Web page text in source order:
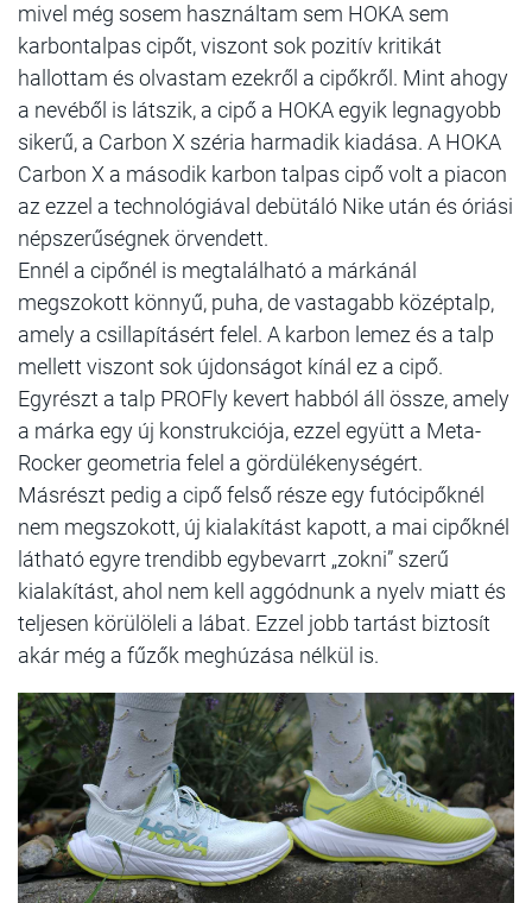
mivel még sosem használtam sem HOKA sem
karbontalpas cipőt, viszont sok pozitív kritikát
hallottam és olvastam ezekről a cipőkről. Mint ahogy
a nevéből is látszik, a cipő a HOKA egyik legnagyobb
sikerű, a Carbon X széria harmadik kiadása. A HOKA
Carbon X a második karbon talpas cipő volt a piacon
az ezzel a technológiával debütáló Nike után és óriási
népszerűségnek örvendett.
Ennél a cipőnél is megtalálható a márkánál
megszokott könnyű, puha, de vastagabb középtalp,
amely a csillapításért felel. A karbon lemez és a talp
mellett viszont sok újdonságot kínál ez a cipő.
Egyrészt a talp PROFly kevert habból áll össze, amely
a márka egy új konstrukciója, ezzel együtt a Meta-
Rocker geometria felel a gördülékenységért.
Másrészt pedig a cipő felső része egy futócipőknél
nem megszokott, új kialakítást kapott, a mai cipőknél
látható egyre trendibb egybevarrt „zokni” szerű
kialakítást, ahol nem kell aggódnunk a nyelv miatt és
teljesen körülöleli a lábat. Ezzel jobb tartást biztosít
akár még a fűzők meghúzása nélkül is.